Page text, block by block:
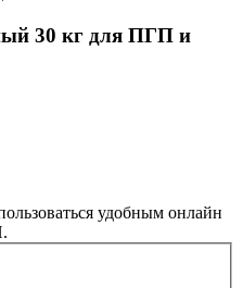
30 кг для ПГП и
удобным онлайн